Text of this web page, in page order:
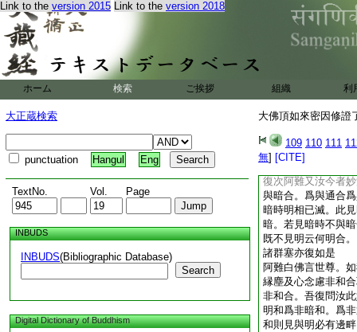
Link to the version 2015 Link to the version 2018
ホーム 検索 ご挨拶 組織 利
大正蔵検索
punctuation Hangul Eng
TextNo. Vol. Page
INBUDS
INBUDS(Bibliographic Database)
Search
Digital Dictionary of Buddhism
大佛頂如來密因修
109 110 111
無] [CITE]
清淨本心本覺常住
阿難汝雖先悟本覺
性。而猶未明如是
阿難吾今復以前塵
和合起者。則汝今
與闇和。爲與通和
觀明。當明現前何
像。若非見者云何
必見圓滿何處和明
必異明雜則失彼性
非義。彼暗與通及
復次阿難又汝今者
與暗合。爲與通合
暗時明相已滅。此
暗。若見暗時不與
既不見明云何明合
諸群塞亦復如是
阿難白佛言世尊。
縁塵及心念慮非和
非和合。吾復問汝
明和爲非暗和。爲
和則見與明必有邊